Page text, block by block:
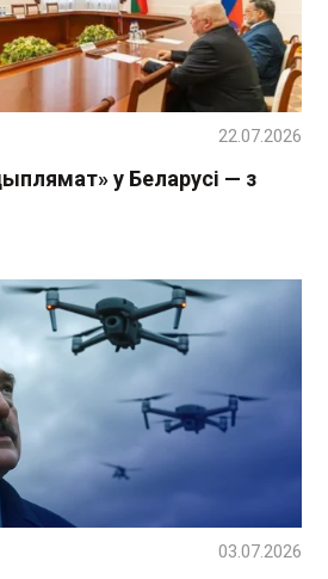
у Беларусі — з
22.07.2026
03.07.2026